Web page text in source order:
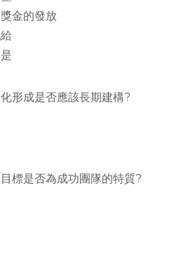
金的發放
形成是否應該長期建構?
標是否為成功團隊的特質?